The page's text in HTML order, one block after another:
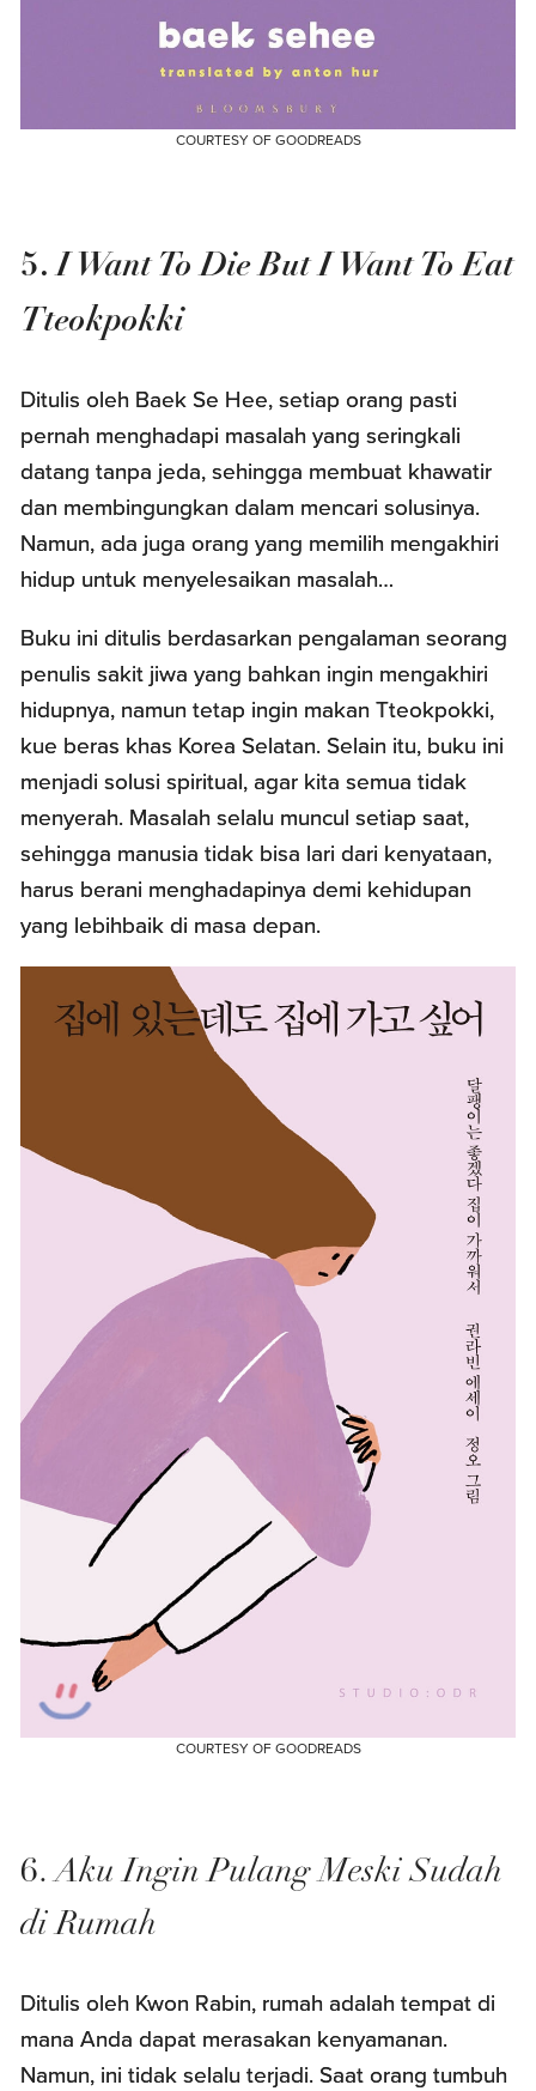
COURTESY OF GOODREADS
5. I Want To Die But I Want To Eat
Tteokpokki
Ditulis oleh Baek Se Hee, setiap orang pasti
pernah menghadapi masalah yang seringkali
datang tanpa jeda, sehingga membuat khawatir
dan membingungkan dalam mencari solusinya.
Namun, ada juga orang yang memilih mengakhiri
hidup untuk menyelesaikan masalah…
Buku ini ditulis berdasarkan pengalaman seorang
penulis sakit jiwa yang bahkan ingin mengakhiri
hidupnya, namun tetap ingin makan Tteokpokki,
kue beras khas Korea Selatan. Selain itu, buku ini
menjadi solusi spiritual, agar kita semua tidak
menyerah. Masalah selalu muncul setiap saat,
sehingga manusia tidak bisa lari dari kenyataan,
harus berani menghadapinya demi kehidupan
yang lebihbaik di masa depan.
COURTESY OF GOODREADS
6.Aku Ingin Pulang Meski Sudah
di Rumah
Ditulis oleh Kwon Rabin, rumah adalah tempat di
mana Anda dapat merasakan kenyamanan.
Namun, ini tidak selalu terjadi. Saat orang tumbuh